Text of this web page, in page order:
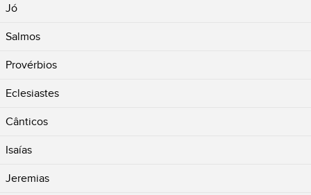
Jó
Salmos
Provérbios
Eclesiastes
Cânticos
Isaías
Jeremias